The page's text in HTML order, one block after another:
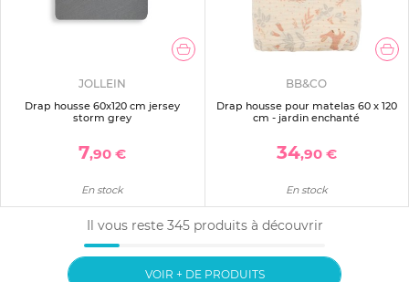
JOLLEIN
Drap housse 60x120 cm jersey
storm grey
7,90 €
En stock
BB&CO
Drap housse pour matelas 60 x 120
cm - jardin enchanté
34,90 €
En stock
Il vous reste 345produits à découvrir
VOIR + DE PRODUITS